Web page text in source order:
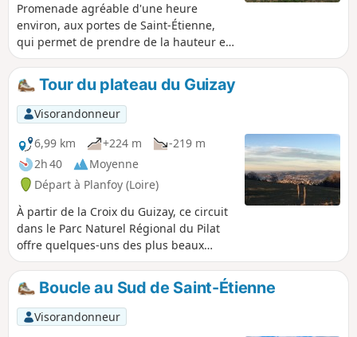
Promenade agréable d'une heure
environ, aux portes de Saint-Étienne,
qui permet de prendre de la hauteur et
d'avoir de belles vues sur les vallées et
les reliefs environnants. Au départ il y a
des panneaux interdisant l'accès aux
chiens.
Tour du plateau du Guizay
Visorandonneur
6,99 km
+224 m
-219 m
2h 40
Moyenne
Départ à Planfoy (Loire)
À partir de la Croix du Guizay, ce circuit
dans le Parc Naturel Régional du Pilat
offre quelques-uns des plus beaux
points de vue sur Saint-Étienne. Le
belvédère permet de prendre en
enfilade la rue centrale de la ville et
d'embrasser du regard l'ensemble de
l'agglomération.
Boucle au Sud de Saint-Étienne
Visorandonneur